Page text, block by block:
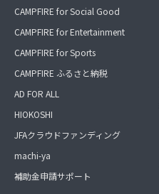
CAMPFIRE for Social Good
CAMPFIRE for Entertainment
CAMPFIRE for Sports
CAMPFIRE ふるさと納税
AD FOR ALL
HIOKOSHI
JFAクラウドファンディング
machi-ya
補助金申請サポート